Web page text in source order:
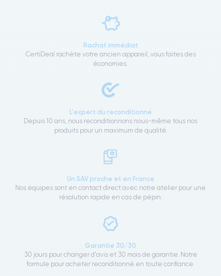
Rachat immédiat
CertiDeal rachète votre ancien appareil, vous faites des
économies.
L'expert du reconditionné
Depuis 10 ans, nous reconditionnons nous-même tous nos
produits pour un maximum de qualité.
Un SAV proche et en France
Nos équipes sont en contact direct avec notre atelier pour une
résolution rapide en cas de pépin.
Garantie 30/30
30 jours pour changer d'avis et 30 mois de garantie. Notre
formule pour acheter reconditionné en toute confiance.